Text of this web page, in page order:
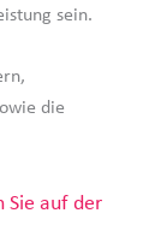
sein.
die
auf der